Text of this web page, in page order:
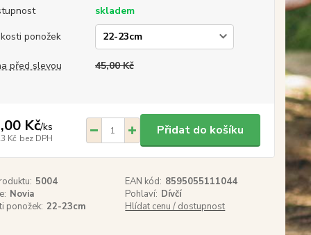
skladem
ponožek
před slevou 45,00 Kč
Kč/ks
Kč bez DPH
Přidat do košíku
5004 EAN kód: 8595055111044
Novia Pohlaví: Dívčí
ponožek: 22-23cm Hlídat cenu / dostupnost